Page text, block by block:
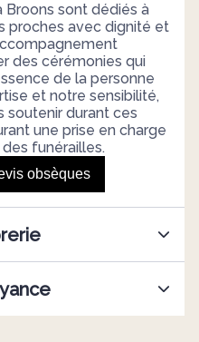
Broons sont dédiés à
proches avec dignité et
des cérémonies qui
de la personne
et notre sensibilité,
soutenir durant ces
une prise en charge
funérailles.
Demande de devis obsèques